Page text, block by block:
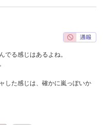
でる感じはあるよね。
した感じは、確かに嵐っぽいか